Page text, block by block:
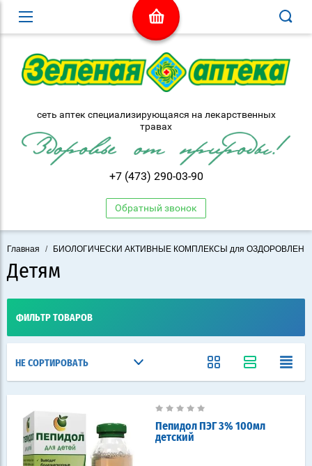
сеть аптек специализирующаяся на лекарственных
травах
+7 (473) 290-03-90
Обратный звонок
Главная / БИОЛОГИЧЕСКИ АКТИВНЫЕ КОМПЛЕКСЫ для
Детям
ФИЛЬТР ТОВАРОВ
НЕ СОРТИРОВАТЬ
Пепидол ПЭГ 3% 100мл
детский